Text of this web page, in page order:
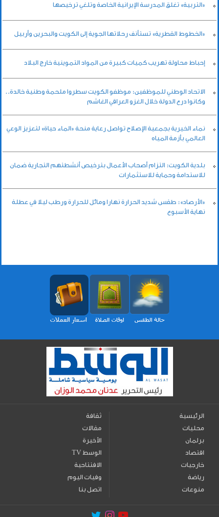
«التربية» تغلق المدرسة الإيرانية الخاصة وتلغي ترخيصها
«الخطوط القطرية» تستأنف رحلاتها الجوية إلى الكويت والبحرين وأربيل
إحباط محاولة تهريب كميات كبيرة من المواد التموينية خارج البلاد
الاتحاد الوطني للموظفين: موظفو الكويت سطروا ملحمة وطنية خالدة..
وكانوا درع الدولة خلال الغزو العراقي الغاشم
نماء الخيرية بجمعية الإصلاح تواصل رعاية منحة «الماء حياة» لتعزيز الوعي
العالمي بأزمة المياه
بلدية الكويت: التزام أصحاب الأعمال بترخيص أنشطتهم التجارية ضمان
للاستدامة وحماية للاستثمارات
«الأرصاد»: طقس شديد الحرارة نهارا ومائل للحرارة ورطب ليلا في عطلة
نهاية الأسبوع
الرئيسية
محليات
برلمان
اقتصاد
خارجيات
رياضة
منوعات
ثقافة
مقالات
الأخيرة
TV الوسط
الافتتاحية
وفيات اليوم
اتصل بنا